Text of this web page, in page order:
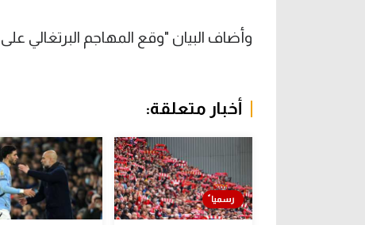
وأضاف البيان "وقع المهاجم البرتغالي على عقد
أخبار متعلقة: